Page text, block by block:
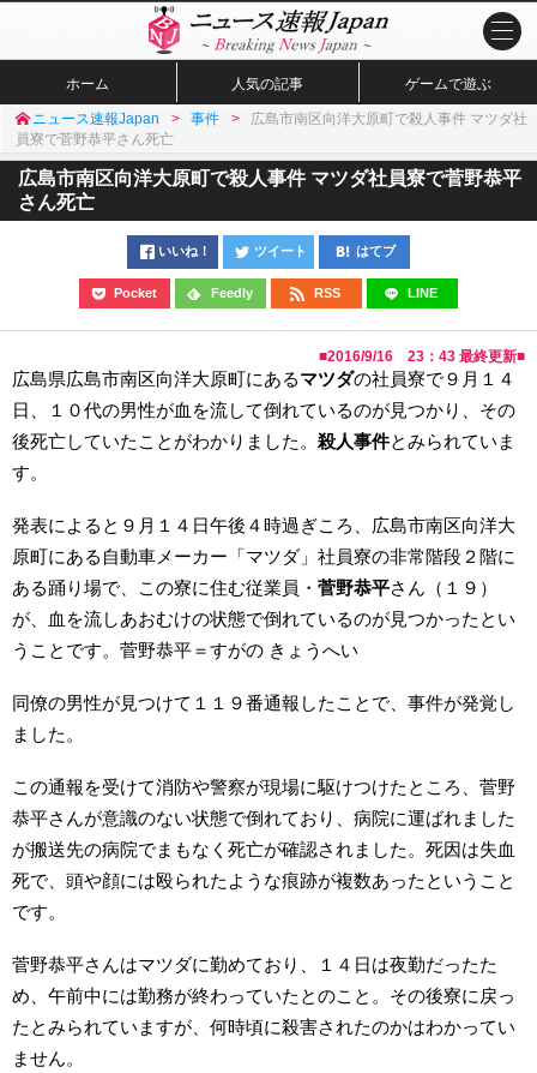
ホーム 人気の記事 ゲームで遊ぶ
ニュース速報Japan 事件
広島市南区向洋大原町で殺人事件 マツダ社
員寮で菅野恭平さん死亡
広島市南区向洋大原町で殺人事件 マツダ社員寮で菅野恭平
さん死亡
いいね！ ツイート はてブ
Pocket Feedly RSS LINE
■2016/9/16 23：43 最終更新■
広島県広島市南区向洋大原町にあるマツダの社員寮で９月１４
日、１０代の男性が血を流して倒れているのが見つかり、その
後死亡していたことがわかりました。 殺人事件とみられていま
す。
発表によると９月１４日午後４時過ぎころ、広島市南区向洋大
原町にある自動車メーカー「マツダ」社員寮の非常階段２階に
ある踊り場で、この寮に住む従業員・ 菅野恭平さん（１９）
が、血を流しあおむけの状態で倒れているのが見つかったとい
うことです。菅野恭平＝すがの きょうへい
同僚の男性が見つけて１１９番通報したことで、事件が発覚し
ました。
この通報を受けて消防や警察が現場に駆けつけたところ、菅野
恭平さんが意識のない状態で倒れており、病院に運ばれました
が搬送先の病院でまもなく死亡が確認されました。死因は失血
死で、頭や顔には殴られたような痕跡が複数あったということ
です。
菅野恭平さんはマツダに勤めており、１４日は夜勤だったた
め、午前中には勤務が終わっていたとのこと。その後寮に戻っ
たとみられていますが、何時頃に殺害されたのかはわかってい
ません。